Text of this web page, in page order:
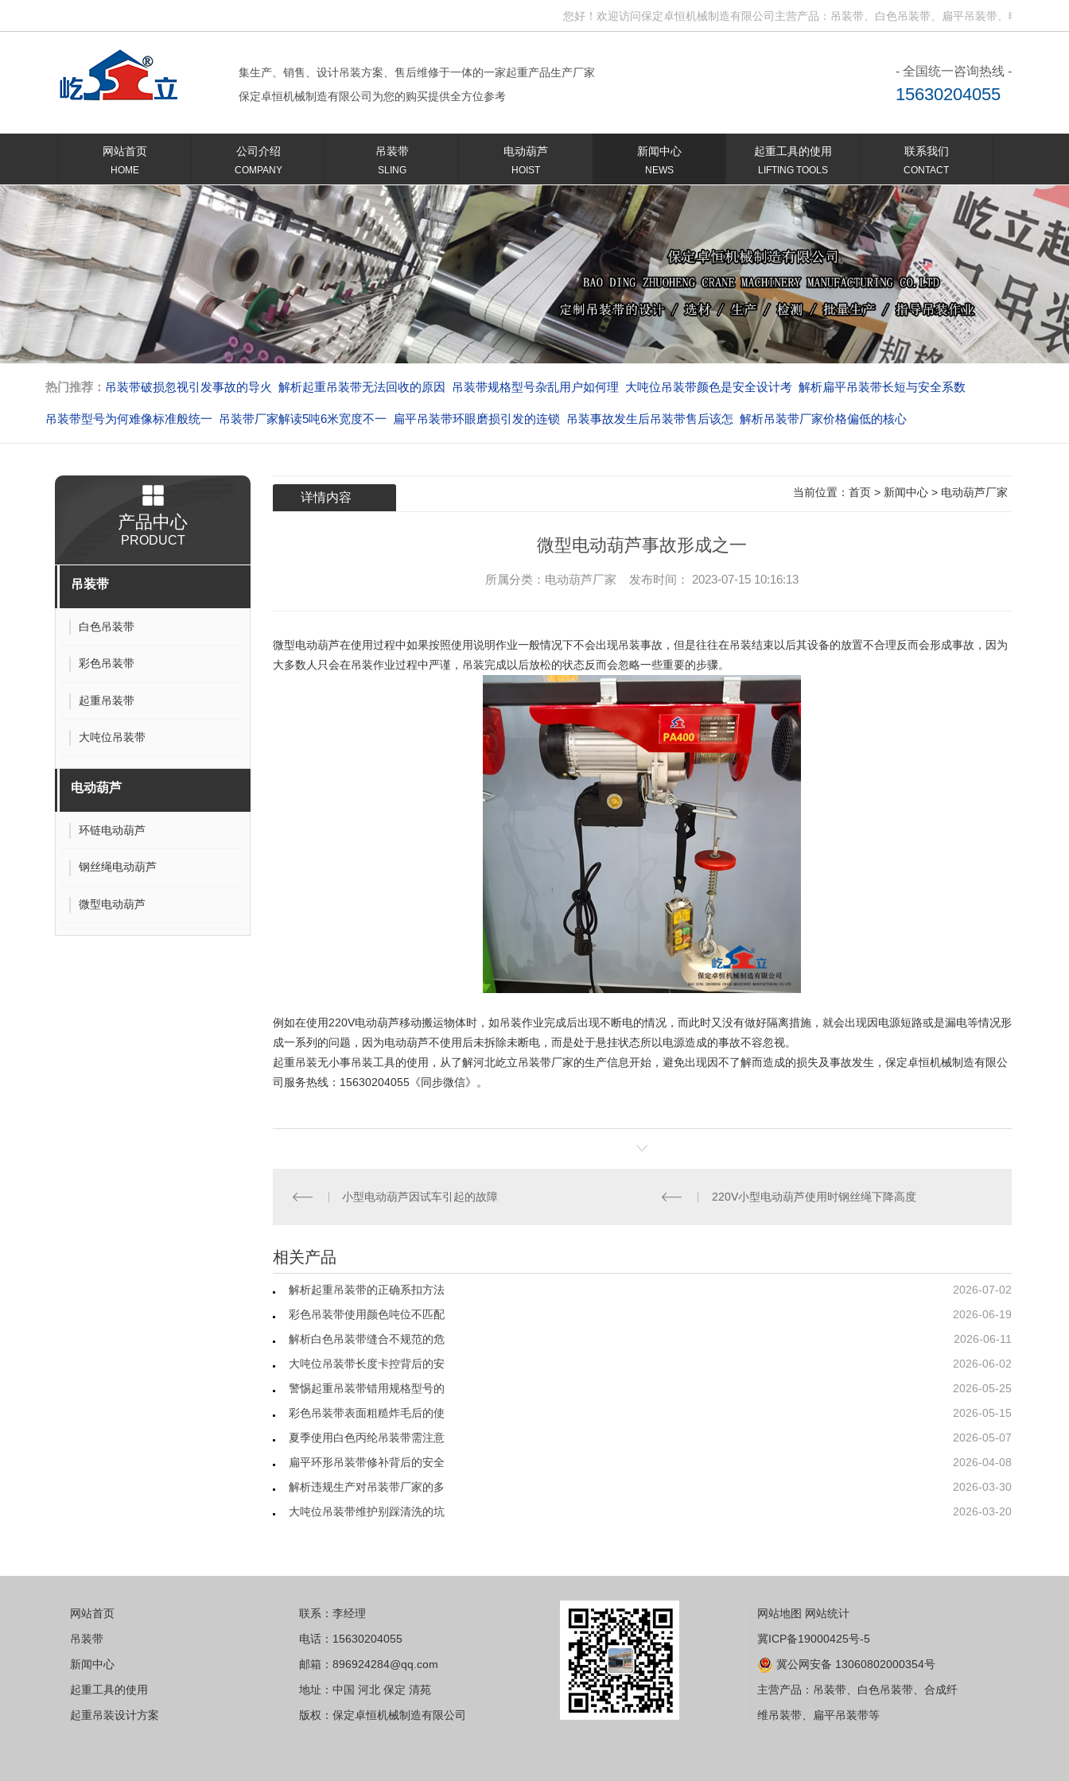
您好！欢迎访问保定卓恒机械制造有限公司主营产品：吊装带、白色吊装带、扁平吊装带、电动吊钩、微型
集生产、销售、设计吊装方案、售后维修于一体的一家起重产品生产厂家
保定卓恒机械制造有限公司为您的购买提供全方位参考
- 全国统一咨询热线 -
15630204055
网站首页
HOME
公司介绍
COMPANY
吊装带
SLING
电动葫芦
HOIST
新闻中心
NEWS
起重工具的使用
LIFTING TOOLS
联系我们
CONTACT
热门推荐： 解析起重吊装带无法回收的原因 吊装带规格型号杂乱用户如何理 大吨位吊装带颜色是安全设计考 解析扁平吊装带长短与安全系数 吊装带型号为何难像标准般统一
吊装带厂家解读5吨6米宽度不一 扁平吊装带环眼磨损引发的连锁 吊装事故发生后吊装带售后该怎 解析吊装带厂家价格偏低的核心 吊装带吊装作业解析脱钩的核心
产品中心
PRODUCT
吊装带
白色吊装带
彩色吊装带
起重吊装带
大吨位吊装带
电动葫芦
环链电动葫芦
钢丝绳电动葫芦
微型电动葫芦
详情内容 当前位置： 首页 > 新闻中心 > 电动葫芦厂家
微型电动葫芦事故形成之一
所属分类：电动葫芦厂家 发布时间： 2023-07-15 10:16:13
微型电动葫芦在使用过程中如果按照使用说明作业一般情况下不会出现吊装事故，但是往往在吊装结束以后其设备的放置不合理反而会形成事故，因为
大多数人只会在吊装作业过程中严谨，吊装完成以后放松的状态反而会忽略一些重要的步骤。
例如在使用220V电动葫芦移动搬运物体时，如吊装作业完成后出现不断电的情况，而此时又没有做好隔离措施，就会出现因电源短路或是漏电等情况形
成一系列的问题，因为电动葫芦不使用后未拆除未断电，而是处于悬挂状态所以电源造成的事故不容忽视。
起重吊装无小事吊装工具的使用，从了解河北屹立吊装带厂家的生产信息开始，避免出现因不了解而造成的损失及事故发生，保定卓恒机械制造有限公
司服务热线：15630204055《同步微信》。
小型电动葫芦因试车引起的故障 220V小型电动葫芦使用时钢丝绳下降高度
相关产品
2026-07-02
解析起重吊装带的正确系扣方法
2026-06-19
彩色吊装带使用颜色吨位不匹配
2026-06-11
解析白色吊装带缝合不规范的危
2026-06-02
大吨位吊装带长度卡控背后的安
2026-05-25
警惕起重吊装带错用规格型号的
2026-05-15
彩色吊装带表面粗糙炸毛后的使
2026-05-07
夏季使用白色丙纶吊装带需注意
2026-04-08
扁平环形吊装带修补背后的安全
2026-03-30
解析违规生产对吊装带厂家的多
2026-03-20
大吨位吊装带维护别踩清洗的坑
网站首页
吊装带
新闻中心
起重工具的使用
起重吊装设计方案
联系：李经理
电话：15630204055
邮箱：896924284@qq.com
地址：中国 河北 保定 清苑
版权：保定卓恒机械制造有限公司
网站地图 网站统计
冀ICP备19000425号-5
冀公网安备 13060802000354号
主营产品：吊装带、白色吊装带、合成纤
维吊装带、扁平吊装带等